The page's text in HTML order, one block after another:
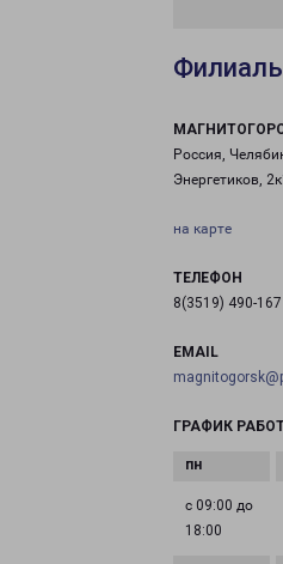
Россия,
Энергетиков,
на карте
ТЕЛЕФОН
8(3519) 490-167
EMAIL
ГРАФИК
с 09:00 до
18:00